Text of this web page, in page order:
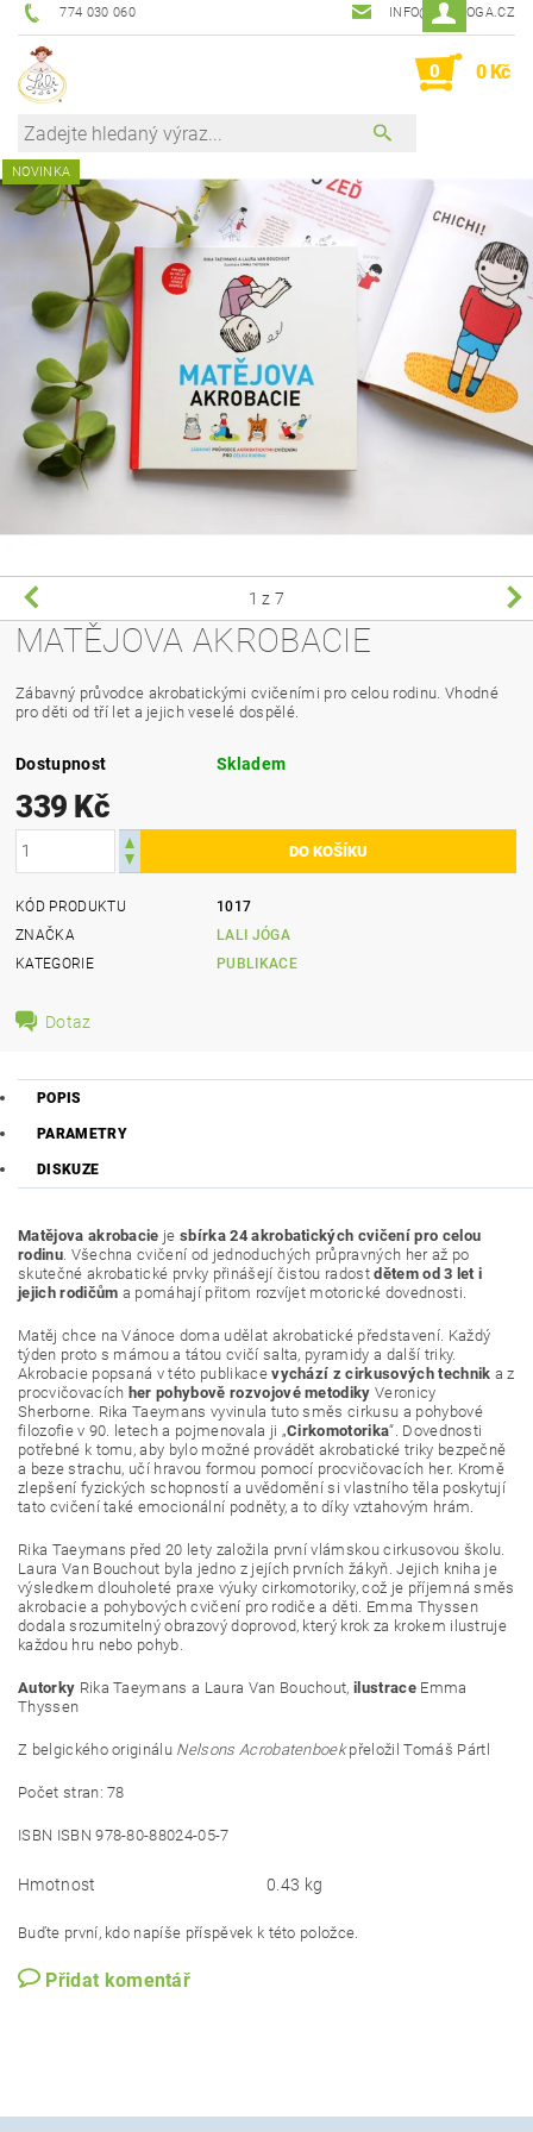
774 030 060 INFO@LALIJOGA.CZ
0 0 Kč
NOVINKA
1 z 7
MATĚJOVA AKROBACIE
Zábavný průvodce akrobatickými cvičeními pro celou rodinu. Vhodné
pro děti od tří let a jejich veselé dospělé.
Dostupnost Skladem
339 Kč
KÓD PRODUKTU
1017
ZNAČKA
LALI JÓGA
KATEGORIE
PUBLIKACE
Dotaz
POPIS
PARAMETRY
DISKUZE
Matějova akrobacie jesbírka 24 akrobatických cvičení pro celou
rodinu. Všechna cvičení od jednoduchých průpravných her až po
skutečné akrobatické prvky přinášejí čistou radostdětem od 3 let i
jejich rodičům a pomáhají přitom rozvíjet motorické dovednosti.
Matěj chce na Vánoce doma udělat akrobatické představení. Každý
týden proto s mámou a tátou cvičí salta, pyramidy a další triky.
Akrobacie popsaná v této publikacevychází z cirkusových technik a z
procvičovacích her pohybově rozvojové metodiky Veronicy
Sherborne. Rika Taeymans vyvinula tuto směs cirkusu a pohybové
filozofie v 90. letech a pojmenovala ji „Cirkomotorika“. Dovednosti
potřebné k tomu, aby bylo možné provádět akrobatické triky bezpečně
a beze strachu, učí hravou formou pomocí procvičovacích her. Kromě
zlepšení fyzických schopností a uvědomění si vlastního těla poskytují
tato cvičení také emocionální podněty, a to díky vztahovým hrám.
Rika Taeymans před 20 lety založila první vlámskou cirkusovou školu.
Laura Van Bouchout byla jedno z jejích prvních žákyň. Jejich kniha je
výsledkem dlouholeté praxe výuky cirkomotoriky, což je příjemná směs
akrobacie a pohybových cvičení pro rodiče a děti. Emma Thyssen
dodala srozumitelný obrazový doprovod, který krok za krokem ilustruje
každou hru nebo pohyb.
Autorky Rika Taeymans a Laura Van Bouchout,ilustraceEmma
Thyssen
Z belgického originálu Nelsons Acrobatenboekpřeložil Tomáš Pártl
Počet stran: 78
ISBN ISBN 978-80-88024-05-7
Hmotnost 0.43 kg
Buďte první, kdo napíše příspěvek k této položce.
Přidat komentář